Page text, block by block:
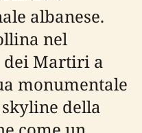
albanese.
nel
dei Martiri a
monumentale
della